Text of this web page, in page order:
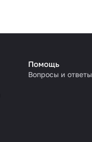
Помощь
Вопросы и ответы